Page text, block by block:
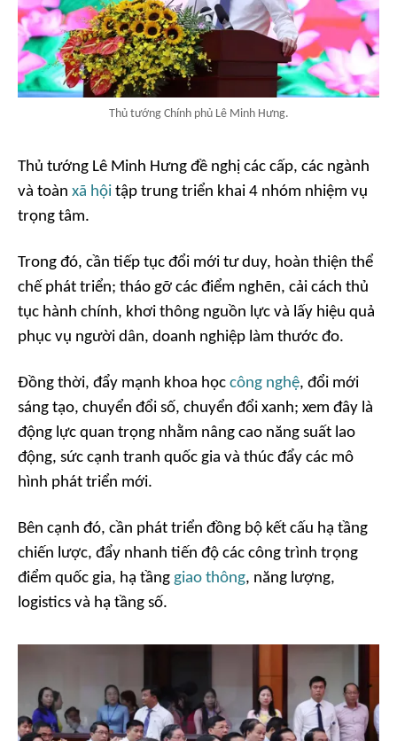
Thủ tướng Chính phủ Lê Minh Hưng.
Thủ tướng Lê Minh Hưng đề nghị các cấp, các ngành
và toàn xã hội tập trung triển khai 4 nhóm nhiệm vụ
trọng tâm.
Trong đó, cần tiếp tục đổi mới tư duy, hoàn thiện thể
chế phát triển; tháo gỡ các điểm nghẽn, cải cách thủ
tục hành chính, khơi thông nguồn lực và lấy hiệu quả
phục vụ người dân, doanh nghiệp làm thước đo.
Đồng thời, đẩy mạnh khoa học công nghệ, đổi mới
sáng tạo, chuyển đổi số, chuyển đổi xanh; xem đây là
động lực quan trọng nhằm nâng cao năng suất lao
động, sức cạnh tranh quốc gia và thúc đẩy các mô
hình phát triển mới.
Bên cạnh đó, cần phát triển đồng bộ kết cấu hạ tầng
chiến lược, đẩy nhanh tiến độ các công trình trọng
điểm quốc gia, hạ tầng giao thông, năng lượng,
logistics và hạ tầng số.